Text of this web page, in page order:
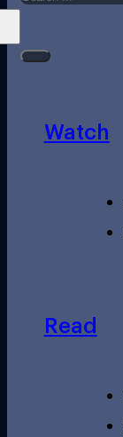
Watch
Read